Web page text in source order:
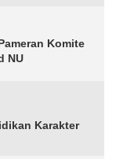
Komite
NU
Karakter